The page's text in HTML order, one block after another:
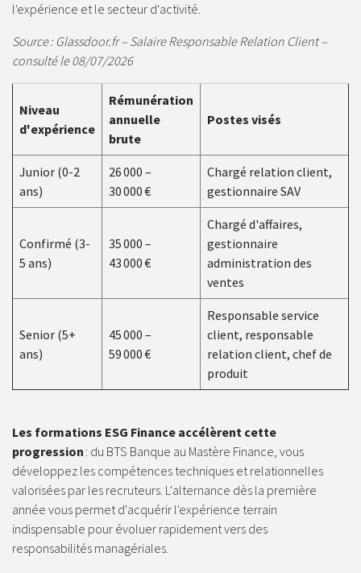
l'expérience et le secteur d'activité.
Source : Glassdoor.fr – Salaire Responsable Relation Client –
consulté le 08/07/2026
Niveau
d'expérience
Rémunération
annuelle
brute
Postes visés
Junior (0-2
ans)
26 000 –
30 000 €
Chargé relation client,
gestionnaire SAV
Confirmé (3-
5 ans)
35 000 –
43 000 €
Chargé d'affaires,
gestionnaire
administration des
ventes
Senior (5+
ans)
45 000 –
59 000 €
Responsable service
client, responsable
relation client, chef de
produit
Les formations ESG Finance accélèrent cette
progression : du BTS Banque au Mastère Finance, vous
développez les compétences techniques et relationnelles
valorisées par les recruteurs. L'alternance dès la première
année vous permet d'acquérir l'expérience terrain
indispensable pour évoluer rapidement vers des
responsabilités managériales.